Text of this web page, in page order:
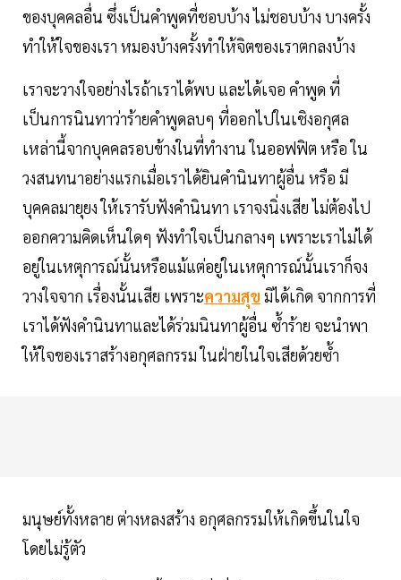
ของบุคคลอื่น ซึ่งเป็นคำพูดที่ชอบบ้าง ไม่ชอบบ้าง บางครั้ง
ทำให้ใจของเรา หมองบ้างครั้งทำให้จิตของเราตกลงบ้าง
เราจะวางใจอย่างไรถ้าเราได้พบ และได้เจอ คำพูด ที่
เป็นการนินทาว่าร้ายคำพูดลบๆ ที่ออกไปในเชิงอกุศล
เหล่านี้จากบุคคลรอบข้างในที่ทำงาน ในออฟฟิต หรือ ใน
วงสนทนาอย่างแรกเมื่อเราได้ยินคำนินทาผู้อื่น หรือ มี
บุคคลมายุยง ให้เรารับฟังคำนินทา เราจงนิ่งเสีย ไม่ต้องไป
ออกความคิดเห็นใดๆ ฟังทำใจเป็นกลางๆ เพราะเราไม่ได้
อยู่ในเหตุการณ์นั้นหรือแม้แต่อยู่ในเหตุการณ์นั้นเราก็จง
วางใจจาก เรื่องนั้นเสีย เพราะความสุข มิได้เกิด จากการที่
เราได้ฟังคำนินทาและได้ร่วมนินทาผู้อื่น ซ้ำร้าย จะนำพา
ให้ใจของเราสร้างอกุศลกรรม ในฝ่ายในใจเสียด้วยซ้ำ
มนุษย์ทั้งหลาย ต่างหลงสร้าง อกุศลกรรมให้เกิดขึ้นในใจ
โดยไม่รู้ตัว